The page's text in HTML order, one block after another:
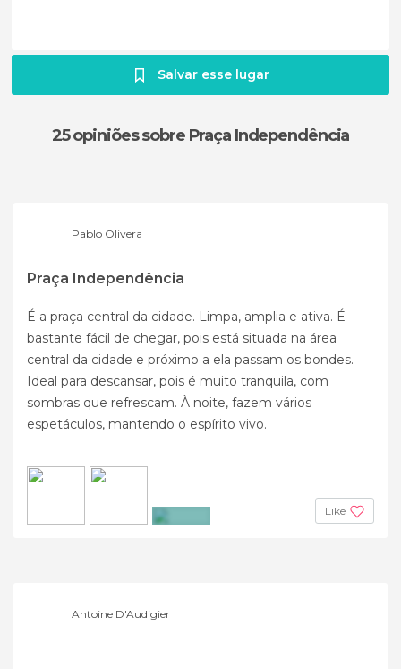
Salvar esse lugar
25 opiniõessobre Praça Independência
Pablo Olivera
Praça Independência
É a praça central da cidade. Limpa, amplia e ativa. É
bastante fácil de chegar, pois está situada na área
central da cidade e próximo a ela passam os bondes.
Ideal para descansar, pois é muito tranquila, com
sombras que refrescam. À noite, fazem vários
espetáculos, mantendo o espírito vivo.
Like
Antoine D'Audigier